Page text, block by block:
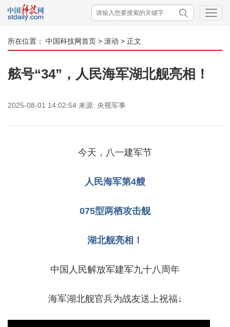
所在位置： 中国科技网首页 > 滚动 > 正文
舷号“34”，人民海军湖北舰亮相！
2025-08-01 14:02:54 来源: 央视军事
今天，八一建军节
人民海军第4艘
075型两栖攻击舰
湖北舰亮相！
中国人民解放军建军九十八周年
海军湖北舰官兵为战友送上祝福↓